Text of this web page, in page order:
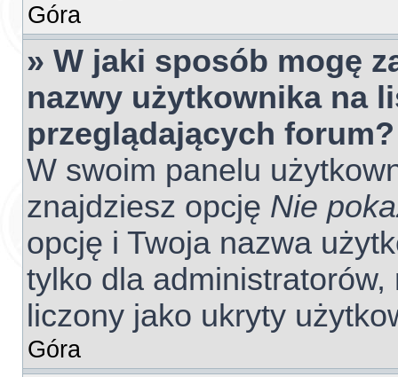
Góra
» W jaki sposób mogę
nazwy użytkownika na
przeglądających forum?
W swoim panelu
znajdziesz opcję Nie
opcję i Twoja nazwa
tylko dla
liczony jako ukryty
Góra